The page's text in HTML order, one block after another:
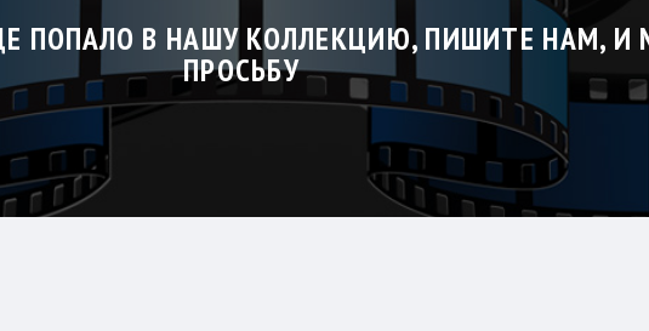
ПОПАЛО В НАШУ КОЛЛЕКЦИЮ, ПИШИТЕ НАМ,
ПРОСЬБУ